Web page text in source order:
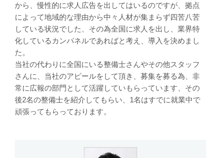
から、慢性的に求人広告を出してはいるのですが、拠点
によって地域的な理由から中々人材が集まらず四苦八苦
している状況でした、その為全国に求人を出し、業界特
化しているカンパネルであればと考え、導入を決めまし
た。
当社の代わりに全国にいる整備士さんやその他スタッフ
さんに、当社のアピールをして頂き、募集を募る為、非
常に広報の部門として活躍していもらっています、その
後2名の整備士を紹介してもらい、1名はすでに就業中で
頑張ってもらっております。